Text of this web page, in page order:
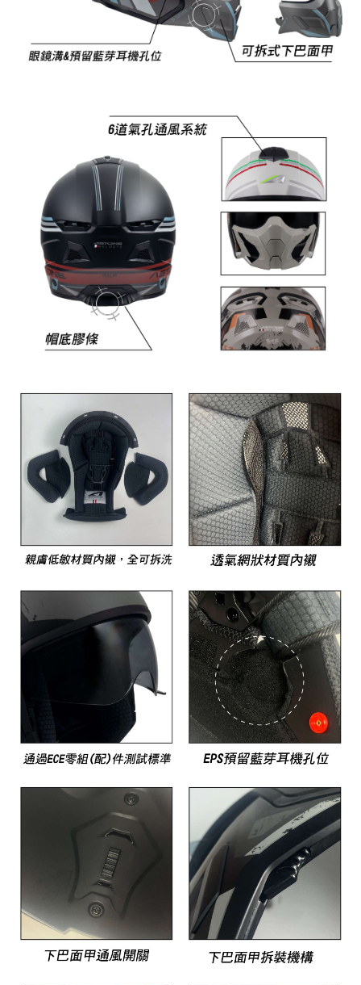
https://aftee.tw/terms/#terms3
３．未成年的使用者請事先徵得法定代理人或監護人之同意方可使用
「AFTEE先享後付」，若未經同意申辦者引起之損失，本公司不負相關責
任。
４．使用「AFTEE先享後付」時，將依據個別帳號之用戶狀況，依本公司即
恩沛科技股份有限公司將有權停止該用戶之使用額度並採取法律行動。